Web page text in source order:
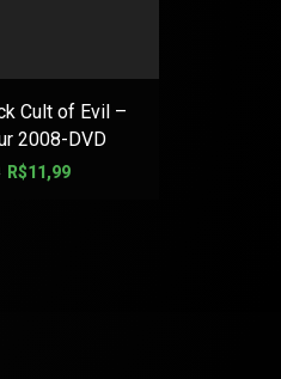
Cult of Evil –
2008-DVD
R$11,99